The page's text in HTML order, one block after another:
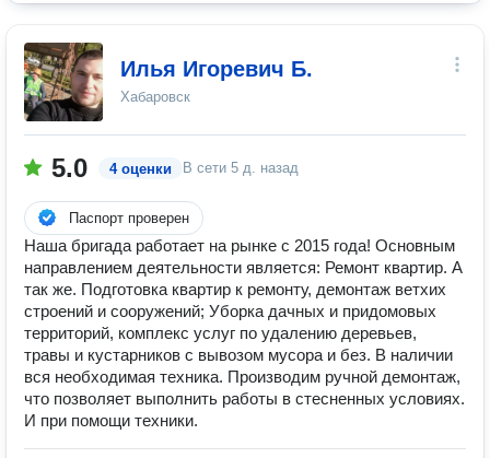
Илья Игоревич Б.
Хабаровск
5.0 4 оценки В сети 5 д. назад
Паспорт проверен
Наша бригада работает на рынке с 2015 года! Основным
направлением деятельности является: Ремонт квартир. А
так же. Подготовка квартир к ремонту, демонтаж ветхих
строений и сооружений; Уборка дачных и придомовых
территорий, комплекс услуг по удалению деревьев,
травы и кустарников с вывозом мусора и без. В наличии
вся необходимая техника. Производим ручной демонтаж,
что позволяет выполнить работы в стесненных условиях.
И при помощи техники.